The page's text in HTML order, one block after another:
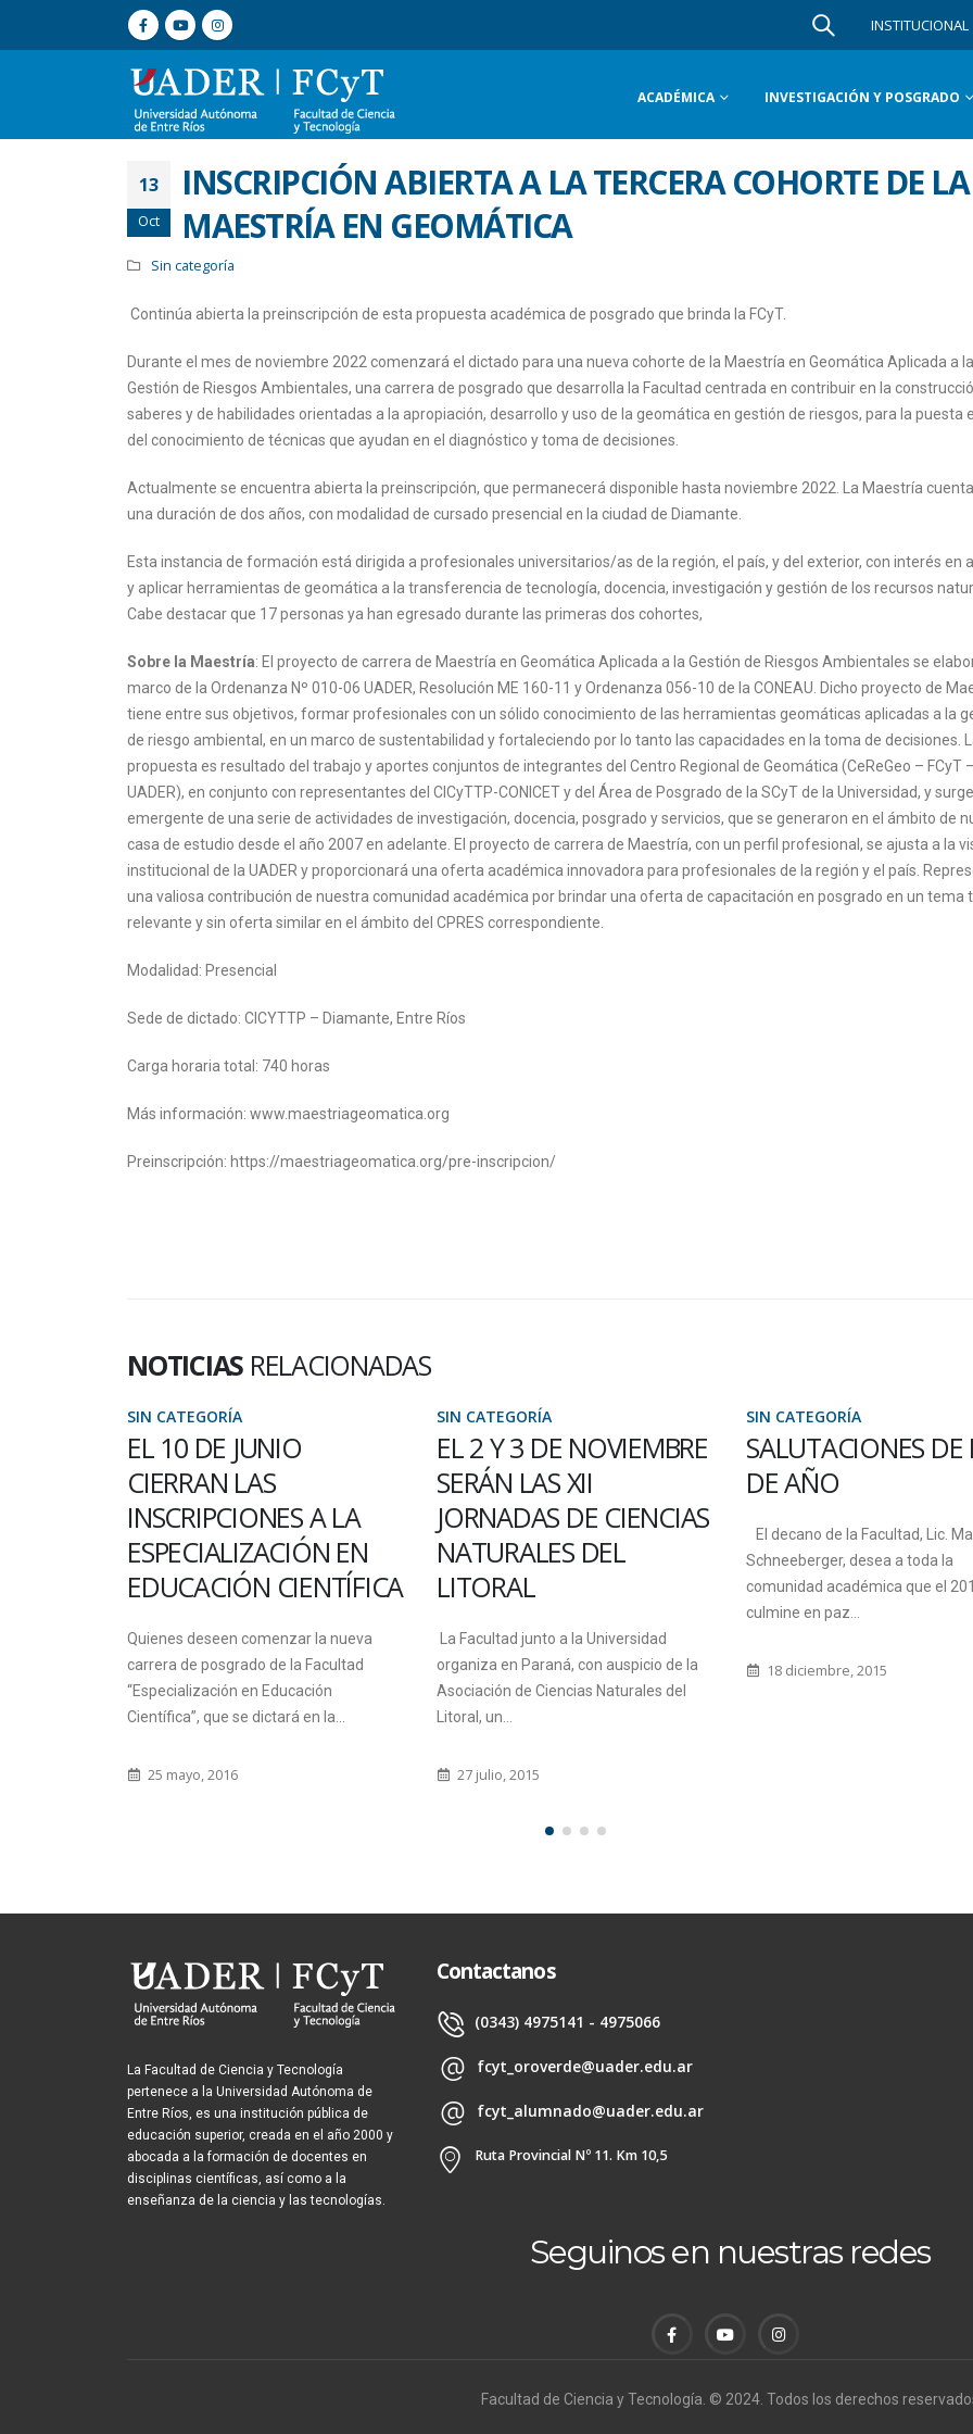
INSTITUCIONAL
ACADÉMICA INVESTIGACIÓN Y POSGRADO
13
Oct
INSCRIPCIÓN ABIERTA A LA TERCERA COHORTE DE LA
MAESTRÍA EN GEOMÁTICA
Sin categoría
Continúa abierta la preinscripción de esta propuesta académica de posgrado que brinda la FCyT.
Durante el mes de noviembre 2022 comenzará el dictado para una nueva cohorte de la Maestría en Geomática Aplicada a la
Gestión de Riesgos Ambientales, una carrera de posgrado que desarrolla la Facultad centrada en contribuir en la
saberes y de habilidades orientadas a la apropiación, desarrollo y uso de la geomática en gestión de riesgos, para la puesta
del conocimiento de técnicas que ayudan en el diagnóstico y toma de decisiones.
Actualmente se encuentra abierta la preinscripción, que permanecerá disponible hasta noviembre 2022. La Maestría
una duración de dos años, con modalidad de cursado presencial en la ciudad de Diamante.
Esta instancia de formación está dirigida a profesionales universitarios/as de la región, el país, y del exterior, con interés en
y aplicar herramientas de geomática a la transferencia de tecnología, docencia, investigación y gestión de los recursos
Cabe destacar que 17 personas ya han egresado durante las primeras dos cohortes,
Sobre la Maestría: El proyecto de carrera de Maestría en Geomática Aplicada a la Gestión de Riesgos Ambientales se
marco de la Ordenanza Nº 010-06 UADER, Resolución ME 160-11 y Ordenanza 056-10 de la CONEAU. Dicho proyecto de
tiene entre sus objetivos, formar profesionales con un sólido conocimiento de las herramientas geomáticas aplicadas a la
de riesgo ambiental, en un marco de sustentabilidad y fortaleciendo por lo tanto las capacidades en la toma de decisiones.
propuesta es resultado del trabajo y aportes conjuntos de integrantes del Centro Regional de Geomática (CeReGeo – FCyT –
UADER), en conjunto con representantes del CICyTTP-CONICET y del Área de Posgrado de la SCyT de la Universidad, y
emergente de una serie de actividades de investigación, docencia, posgrado y servicios, que se generaron en el ámbito de
casa de estudio desde el año 2007 en adelante. El proyecto de carrera de Maestría, con un perfil profesional, se ajusta a la
institucional de la UADER y proporcionará una oferta académica innovadora para profesionales de la región y el país.
una valiosa contribución de nuestra comunidad académica por brindar una oferta de capacitación en posgrado en un tema
relevante y sin oferta similar en el ámbito del CPRES correspondiente.
Modalidad: Presencial
Sede de dictado: CICYTTP – Diamante, Entre Ríos
Carga horaria total: 740 horas
Más información: www.maestriageomatica.org
Preinscripción: https://maestriageomatica.org/pre-inscripcion/
NOTICIAS RELACIONADAS
SIN CATEGORÍA
EL 10 DE JUNIO
CIERRAN LAS
INSCRIPCIONES A LA
ESPECIALIZACIÓN EN
EDUCACIÓN CIENTÍFICA
Quienes deseen comenzar la nueva
carrera de posgrado de la Facultad
“Especialización en Educación
Científica”, que se dictará en la...
25 mayo, 2016
SIN CATEGORÍA
EL 2 Y 3 DE NOVIEMBRE
SERÁN LAS XII
JORNADAS DE CIENCIAS
NATURALES DEL
LITORAL
La Facultad junto a la Universidad
organiza en Paraná, con auspicio de la
Asociación de Ciencias Naturales del
27 julio, 2015
SIN CATEGORÍA
SALUTACIONES DE FIN
El decano de la Facultad, Lic. Marino
Schneeberger, desea a toda la
comunidad académica que el 2015
culmine en paz...
18 diciembre, 2015
La Facultad de Ciencia y Tecnología
pertenece a la Universidad Autónoma de
Entre Ríos, es una institución pública de
educación superior, creada en el año 2000 y
abocada a la formación de docentes en
disciplinas científicas, así como a la
enseñanza de la ciencia y las tecnologías.
Contactanos
(0343) 4975141 - 4975066
fcyt_oroverde@uader.edu.ar
fcyt_alumnado@uader.edu.ar
Ruta Provincial Nº 11. Km 10,5
Seguinos en nuestras redes
Facultad de Ciencia y Tecnología. © 2024. Todos los derechos